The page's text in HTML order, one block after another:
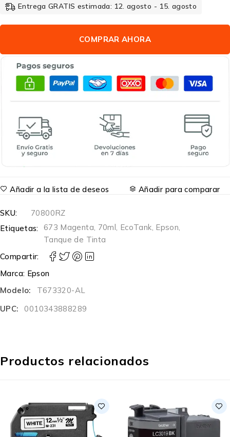
Entrega GRATIS estimada: 12. agosto - 15. agosto
COMPRAR AHORA
Añadir a la lista de deseos Añadir para comparar
SKU:
70800RZ
Etiquetas:
673 Magenta, 70ml, EcoTank, Epson,
Tanque de Tinta
Compartir:
Marca: Epson
Modelo:
T673320-AL
UPC:
0010343888289
Productos relacionados